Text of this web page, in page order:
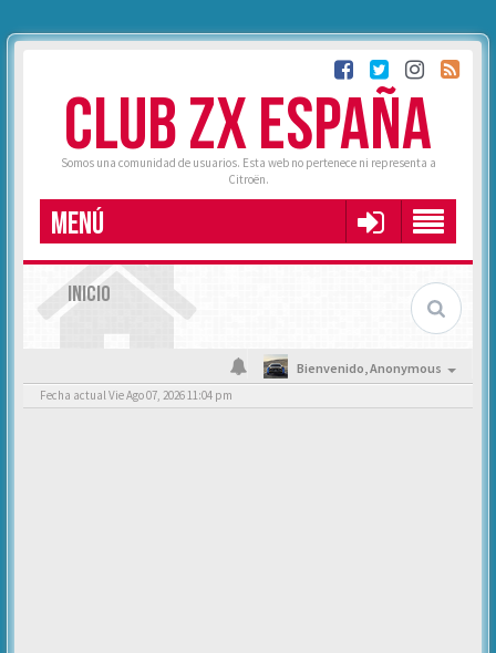
CLUB ZX ESPAÑA
Somos una comunidad de usuarios. Esta web no pertenece ni representa a
Citroën.
MENÚ
INICIO
Bienvenido,Anonymous
Fecha actual Vie Ago 07, 2026 11:04 pm